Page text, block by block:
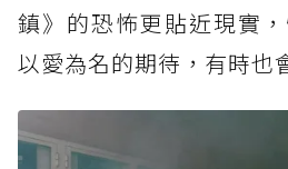
鎮》的恐怖更貼近現實
以愛為名的期待，有時也